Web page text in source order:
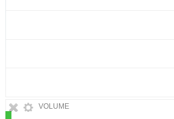
VOLUME